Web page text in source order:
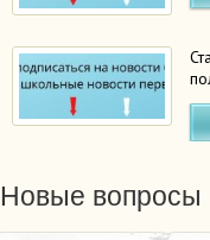
Новые вопросы